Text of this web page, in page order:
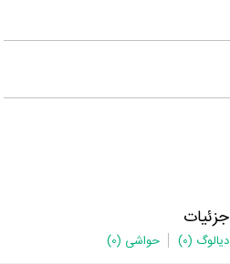
جزئیات
دیالوگ (0) حواشی (0)